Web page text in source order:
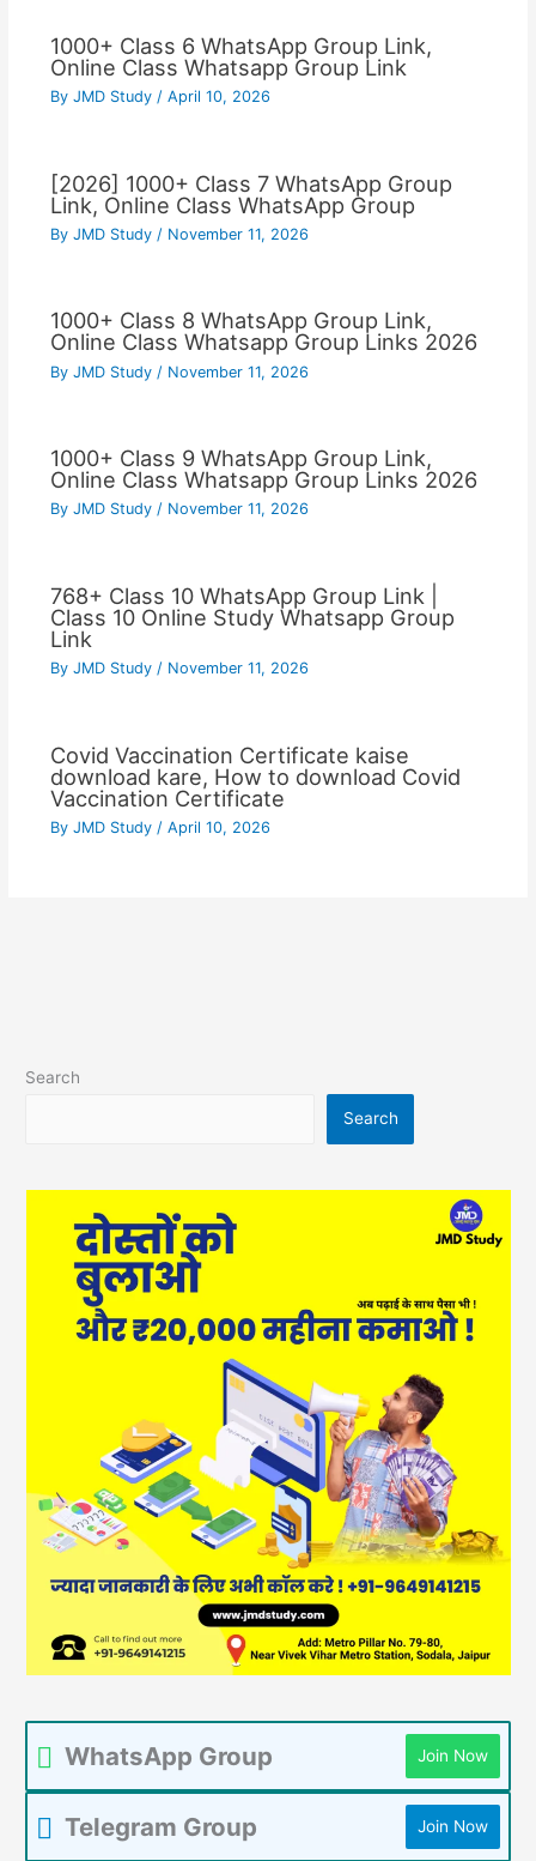
1000+ Class 6 WhatsApp Group Link,
Online Class Whatsapp Group Link
By JMD Study / April 10, 2026
[2026] 1000+ Class 7 WhatsApp Group
Link, Online Class WhatsApp Group
By JMD Study / November 11, 2026
1000+ Class 8 WhatsApp Group Link,
Online Class Whatsapp Group Links 2026
By JMD Study / November 11, 2026
1000+ Class 9 WhatsApp Group Link,
Online Class Whatsapp Group Links 2026
By JMD Study / November 11, 2026
768+ Class 10 WhatsApp Group Link |
Class 10 Online Study Whatsapp Group
Link
By JMD Study / November 11, 2026
Covid Vaccination Certificate kaise
download kare, How to download Covid
Vaccination Certificate
By JMD Study / April 10, 2026
Search
Search
WhatsApp Group Join Now
Telegram Group Join Now